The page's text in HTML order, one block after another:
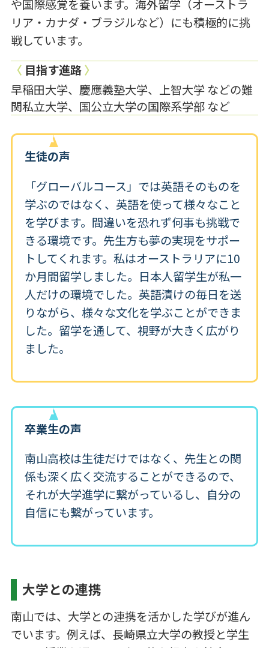
や国際感覚を養います。海外留学（オーストラ
リア・カナダ・ブラジルなど）にも積極的に挑
戦しています。
〈 目指す進路〉
早稲田大学、慶應義塾大学、上智大学 などの難
関私立大学、国公立大学の国際系学部 など
生徒の声
「グローバルコース」では英語そのものを
学ぶのではなく、英語を使って様々なこと
を学びます。間違いを恐れず何事も挑戦で
きる環境です。先生方も夢の実現をサポー
トしてくれます。私はオーストラリアに10
か月間留学しました。日本人留学生が私一
人だけの環境でした。英語漬けの毎日を送
りながら、様々な文化を学ぶことができま
した。留学を通して、視野が大きく広がり
ました。
卒業生の声
南山高校は生徒だけではなく、先生との関
係も深く広く交流することができるので、
それが大学進学に繋がっているし、自分の
自信にも繋がっています。
大学との連携
南山では、大学との連携を活かした学びが進ん
でいます。例えば、長崎県立大学の教授と学生